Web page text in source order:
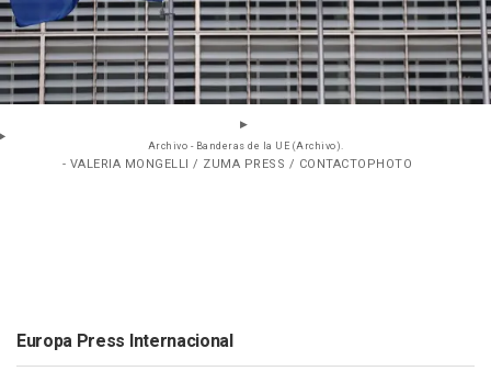
Archivo - Banderas de la UE (Archivo).
- VALERIA MONGELLI / ZUMA PRESS / CONTACTOPHOTO
Europa Press Internacional